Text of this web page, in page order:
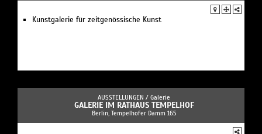
Kunstgalerie für zeitgenössische Kunst
AUSSTELLUNGEN / Galerie
GALERIE IM RATHAUS TEMPELHOF
Berlin, Tempelhofer Damm 165